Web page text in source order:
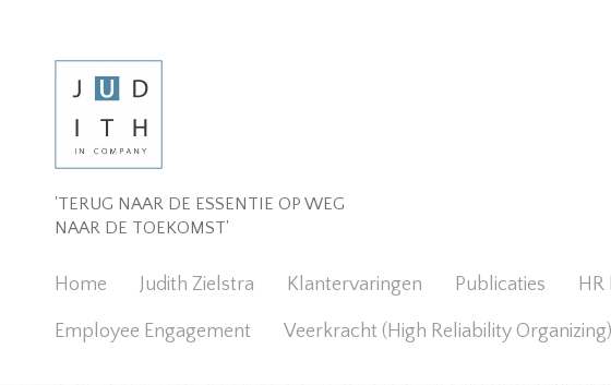
'TERUG NAAR DE ESSENTIE OP WEG
NAAR DE TOEKOMST'
Home Judith Zielstra Klantervaringen Publicaties HR
Employee Engagement Veerkracht (High Reliability Organizing)